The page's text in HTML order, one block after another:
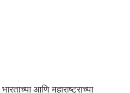
आणि महाराष्ट्राच्या